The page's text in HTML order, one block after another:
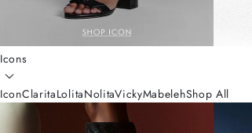
Icons
IconClaritaLolitaNolitaVickyMabelehShop All